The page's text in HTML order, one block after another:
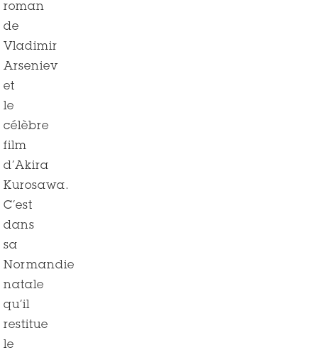
roman
de
Vladimir
Arseniev
et
le
célèbre
film
d’Akira
Kurosawa.
C’est
dans
sa
Normandie
natale
qu’il
restitue
le